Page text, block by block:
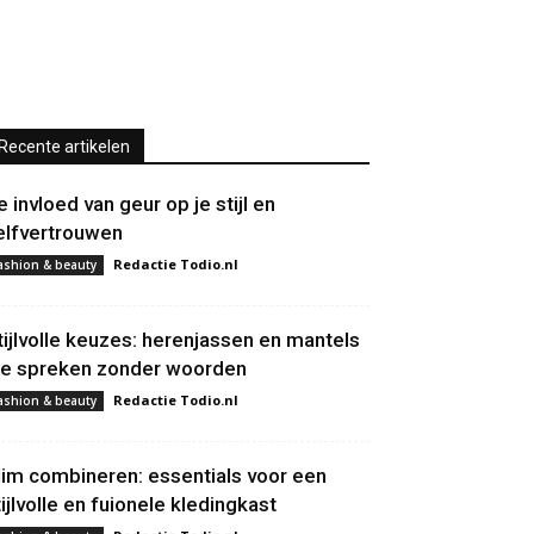
Recente artikelen
invloed van geur op je stijl en
& beauty Redactie Todio.nl
keuzes: herenjassen en mantels
spreken zonder woorden
& beauty Redactie Todio.nl
combineren: essentials voor een
en fuionele kledingkast